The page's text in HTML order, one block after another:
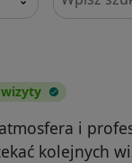
i
kolejnych